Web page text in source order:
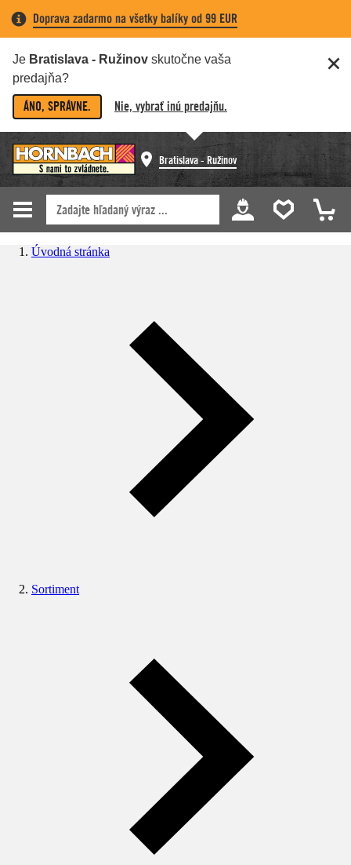
Doprava zadarmo na všetky balíky od 99 EUR
Je Bratislava - Ružinov skutočne vaša
predajňa?
ÁNO, SPRÁVNE. Nie, vybrať inú predajňu.
Bratislava - Ružinov
Úvodná stránka
Sortiment